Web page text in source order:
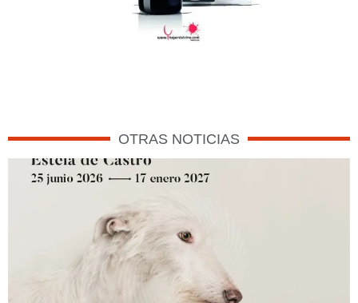
OTRAS NOTICIAS